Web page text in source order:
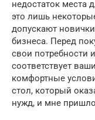
недостаток места
это лишь
допускают
бизнеса. Перед
свои потребности
соответствует
комфортные
стол, который
нужд, и мне